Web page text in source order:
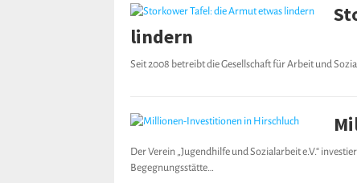
lindern
Seit 2008 betreibt die Gesellschaft für Arbeit und
Der Verein „Jugendhilfe und Sozialarbeit e.V.“
Begegnungsstätte…